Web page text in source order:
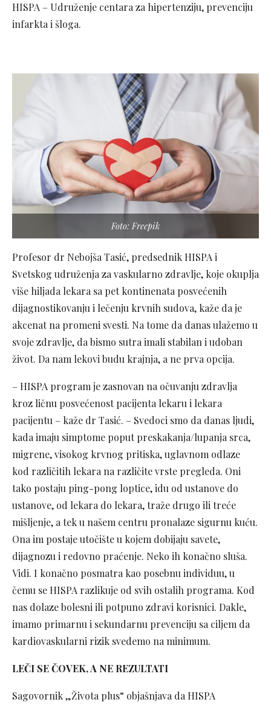
HISPA – Udruženje centara za hipertenziju, prevenciju
infarkta i šloga.
Foto: Freepik
Profesor dr Nebojša Tasić, predsednik HISPA i
Svetskog udruženja za vaskularno zdravlje, koje okuplja
više hiljada lekara sa pet kontinenata posvećenih
dijagnostikovanju i lečenju krvnih sudova, kaže da je
akcenat na promeni svesti. Na tome da danas ulažemo u
svoje zdravlje, da bismo sutra imali stabilan i udoban
život. Da nam lekovi budu krajnja, a ne prva opcija.
– HISPA program je zasnovan na očuvanju zdravlja
kroz ličnu posvećenost pacijenta lekaru i lekara
pacijentu – kaže dr Tasić. – Svedoci smo da danas ljudi,
kada imaju simptome poput preskakanja/lupanja srca,
migrene, visokog krvnog pritiska, uglavnom odlaze
kod različitih lekara na različite vrste pregleda. Oni
tako postaju ping-pong loptice, idu od ustanove do
ustanove, od lekara do lekara, traže drugo ili treće
mišljenje, a tek u našem centru pronalaze sigurnu kuću.
Ona im postaje utočište u kojem dobijaju savete,
dijagnozu i redovno praćenje. Neko ih konačno sluša.
Vidi. I konačno posmatra kao posebnu individuu, u
čemu se HISPA razlikuje od svih ostalih programa. Kod
nas dolaze bolesni ili potpuno zdravi korisnici. Dakle,
imamo primarnu i sekundarnu prevenciju sa ciljem da
kardiovaskularni rizik svedemo na minimum.
LEČI SE ČOVEK, A NE REZULTATI
Sagovornik „Života plus“ objašnjava da HISPA